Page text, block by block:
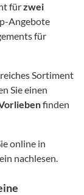
fürzwei
Angebote
für
Sortiment
Sie einen
finden
online in
nachlesen.